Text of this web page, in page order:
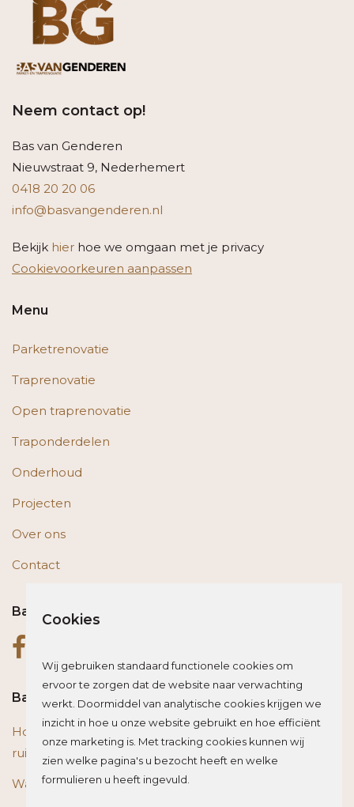
Neem contact op!
Bas van Genderen
Nieuwstraat 9, Nederhemert
0418 20 20 06
info@basvangenderen.nl
Bekijk hier hoe we omgaan met je privacy
Cookievoorkeuren aanpassen
Menu
Parketrenovatie
Traprenovatie
Open traprenovatie
Traponderdelen
Onderhoud
Projecten
Over ons
Contact
Bas op social media
Bas blogt
Houten vloer of trap renoveren? Zo beïnvloed je de
ruimte optisch
Wat is het beste materiaal voor een traprenovatie?
Cookies
Wij gebruiken standaard functionele cookies om
ervoor te zorgen dat de website naar verwachting
werkt. Doormiddel van analytische cookies krijgen we
inzicht in hoe u onze website gebruikt en hoe efficiënt
onze marketing is. Met tracking cookies kunnen wij
zien welke pagina's u bezocht heeft en welke
formulieren u heeft ingevuld.